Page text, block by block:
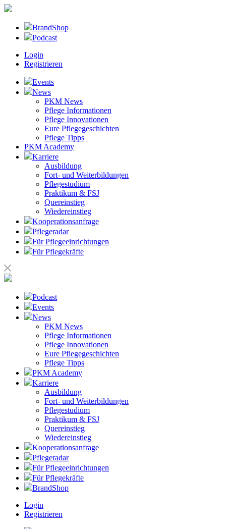
BrandShop
Podcast
Login
Registrieren
Events
News
PKM News
Pflege Informationen
Pflege Innovationen
Eure Pflegegeschichten
Pflege Tipps
PKM Academy
Karriere
Ausbildung
Fort- und Weiterbildungen
Pflegestudium
Praktikum & FSJ
Quereinstieg
Wiedereinstieg
Kooperationsanfrage
Pflegeradar
Für Pflegeeinrichtungen
Für Pflegekräfte
Podcast
Events
News
PKM News
Pflege Informationen
Pflege Innovationen
Eure Pflegegeschichten
Pflege Tipps
PKM Academy
Karriere
Ausbildung
Fort- und Weiterbildungen
Pflegestudium
Praktikum & FSJ
Quereinstieg
Wiedereinstieg
Kooperationsanfrage
Pflegeradar
Für Pflegeeinrichtungen
Für Pflegekräfte
BrandShop
Login
Registrieren